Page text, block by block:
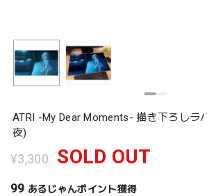
ATRI -My Dear Moments- 描き下ろしラ
夜)
¥3,300 SOLD OUT
99 あるじゃんポイント獲得